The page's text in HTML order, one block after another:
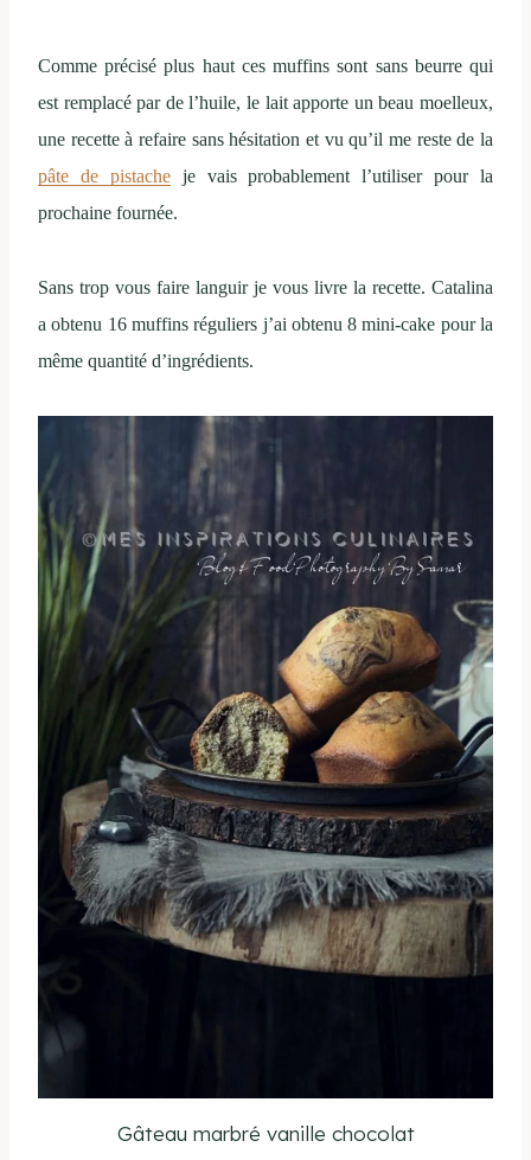
Comme précisé plus haut ces muffins sont sans beurre qui
est remplacé par de l’huile, le lait apporte un beau moelleux,
une recette à refaire sans hésitation et vu qu’il me reste de la
pâte de pistacheje vais probablement l’utiliser pour la
prochaine fournée.
Sans trop vous faire languir je vous livre la recette. Catalina
a obtenu 16 muffins réguliers j’ai obtenu 8 mini-cake pour la
même quantité d’ingrédients.
Gâteau marbré vanille chocolat